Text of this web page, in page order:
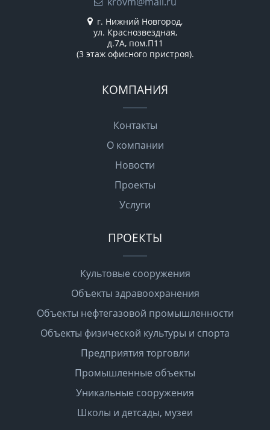
г. Нижний Новгород,
ул. Краснозвездная,
д.7А, пом.П11
(3 этаж офисного пристроя).
КОМПАНИЯ
Контакты
О компании
Новости
Проекты
Услуги
ПРОЕКТЫ
Культовые сооружения
Объекты здравоохранения
Объекты нефтегазовой промышленности
Объекты физической культуры и спорта
Предприятия торговли
Промышленные объекты
Уникальные сооружения
Школы и детсады, музеи